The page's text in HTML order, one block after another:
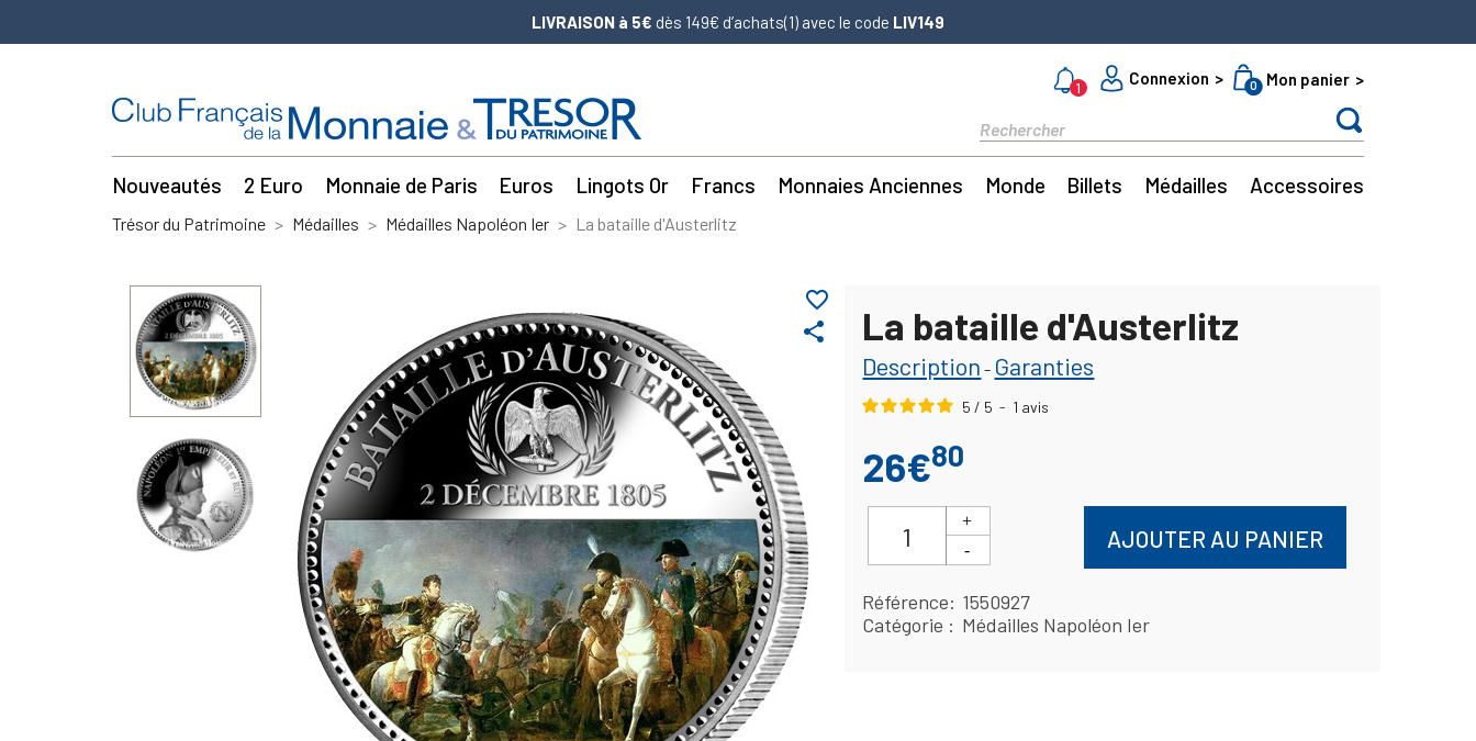
LIVRAISON à 5€ dès 149€ d’achats(1) avec le code LIV149
1
Connexion 0 Mon panier
Nouveautés 2 Euro Monnaie de Paris Euros Lingots Or Francs Monnaies Anciennes Monde Billets Médailles Accessoires
Trésor du Patrimoine Médailles Médailles Napoléon Ier La bataille d'Austerlitz
share
favorite_border
La bataille d'Austerlitz
Description - Garanties
5 / 5 - 1 avis
26€80
AJOUTER AU PANIER
Référence
1550927
Catégorie
Médailles Napoléon Ier